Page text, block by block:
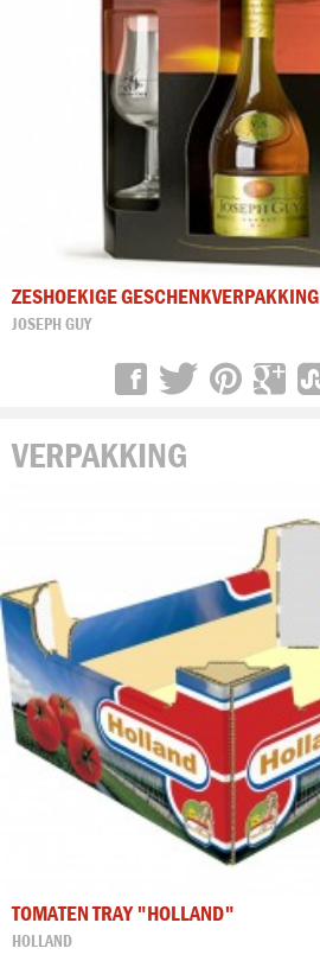
ZESHOEKIGE GESCHENKVERPAKKING
JOSEPH GUY
VERPAKKING
TOMATEN TRAY "HOLLAND"
HOLLAND